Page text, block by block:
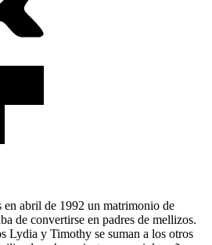
en abril de 1992 un matrimonio de
de convertirse en padres de mellizos.
Lydia y Timothy se suman a los otros